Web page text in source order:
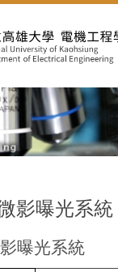
影曝光系統
曝光系統